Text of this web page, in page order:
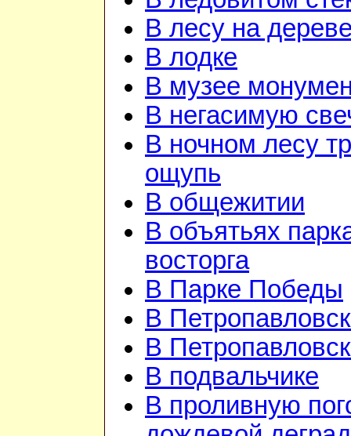
В лесу на
В лодке
В музее
В негасимую
В ночном лесу
ощупь
В общежитии
В объятьях
восторга
В Парке Победы
В
В
В подвальчике
В проливную